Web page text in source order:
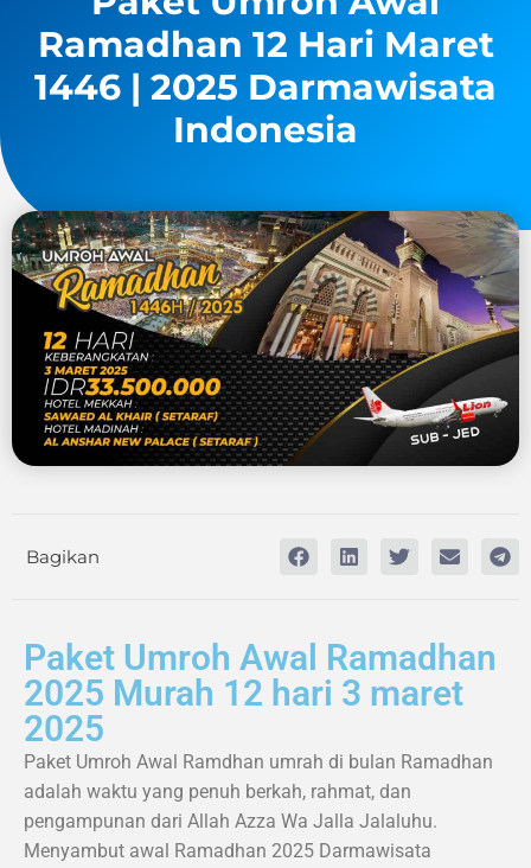
Ramadhan 12 Hari Maret
1446 | 2025 Darmawisata
Indonesia
Bagikan
Paket Umroh Awal Ramadhan
2025 Murah 12 hari 3 maret
2025
Paket Umroh Awal Ramdhan umrah di bulan Ramadhan
adalah waktu yang penuh berkah, rahmat, dan
pengampunan dari Allah Azza Wa Jalla Jalaluhu.
Menyambut awal Ramadhan 2025 Darmawisata